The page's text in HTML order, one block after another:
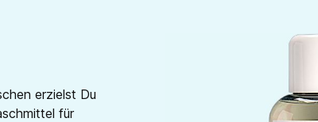
erzielst Du
für